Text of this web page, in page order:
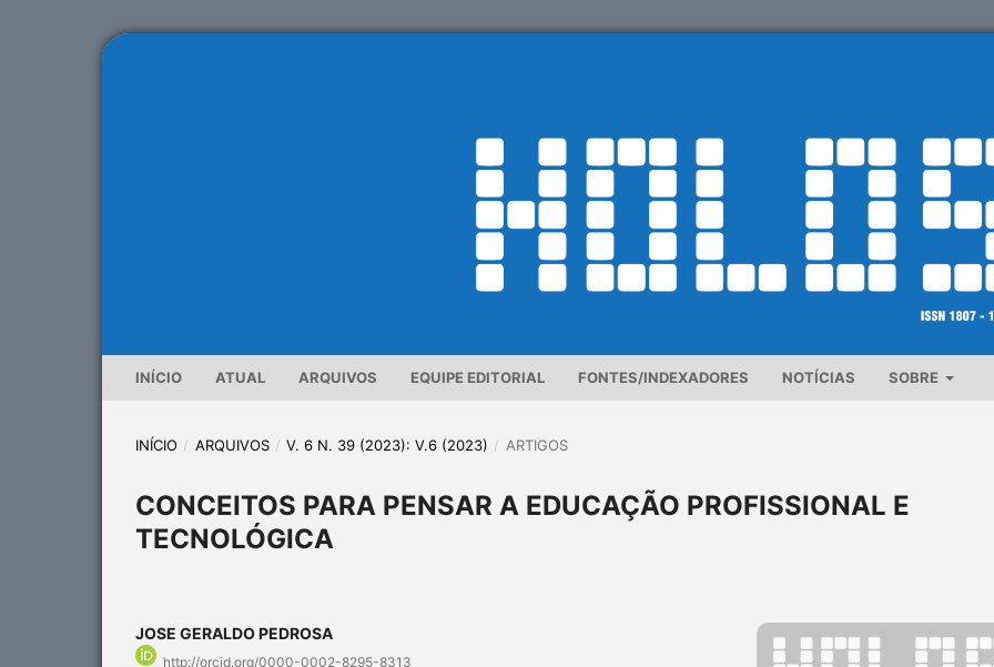
INÍCIO ATUAL ARQUIVOS EQUIPE EDITORIAL FONTES/INDEXADORES NOTÍCIAS SOBRE
INÍCIO / ARQUIVOS / V. 6 N. 39 (2023): V.6 (2023) / ARTIGOS
CONCEITOS PARA PENSAR A EDUCAÇÃO PROFISSIONAL E
TECNOLÓGICA
JOSE GERALDO PEDROSA
http://orcid.org/0000-0002-8295-8313